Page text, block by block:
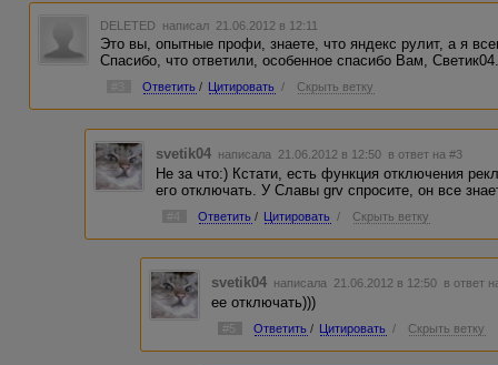
DELETED написал 21.06.2012 в 12:11
Это вы, опытные профи, знаете, что яндекс рулит, а я
Спасибо, что ответили, особенное спасибо Вам,
Ответить / Цитировать / Скрыть ветку
svetik04 написала 21.06.2012 в 12:50 в ответ на #3
Не за что:) Кстати, есть функция отключения
его отключать. У Славы grv спросите, он все
Ответить / Цитировать / Скрыть ветку
svetik04 написала 21.06.2012 в 12:50 в ответ
ее отключать)))
#5 Ответить / Цитировать / Скрыть ветку